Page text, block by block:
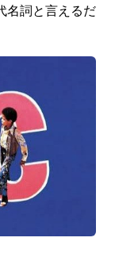
名詞と言えるだ